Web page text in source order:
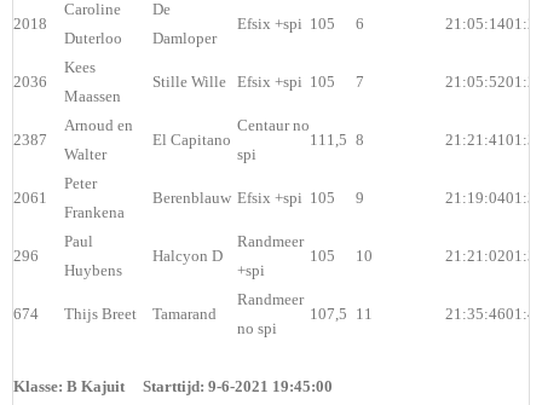
2018
Caroline
Duterloo
De
Damloper
Efsix +spi 105 6 21:05:14
2036
Kees
Maassen
Stille Wille Efsix +spi 105 7 21:05:52
2387
Arnoud en
Walter
El Capitano
Centaur no
spi
111,5 8 21:21:41
2061
Peter
Frankena
Berenblauw Efsix +spi 105 9 21:19:04
296
Paul
Huybens
Halcyon D
Randmeer
+spi
105 10 21:21:02
674 Thijs Breet Tamarand
Randmeer
no spi
107,5 11 21:35:46
Klasse: B Kajuit Starttijd: 9-6-2021 19:45:00